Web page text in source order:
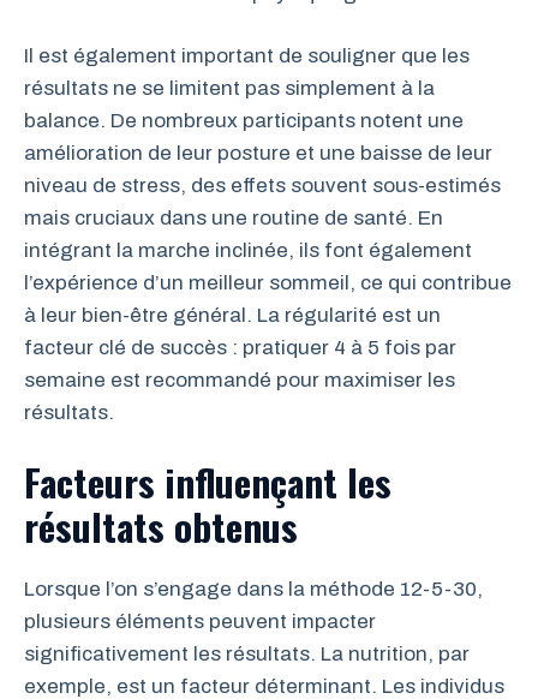
Il est également important de souligner que les
résultats ne se limitent pas simplement à la
balance. De nombreux participants notent une
amélioration de leur posture et une baisse de leur
niveau de stress, des effets souvent sous-estimés
mais cruciaux dans une routine de santé. En
intégrant la marche inclinée, ils font également
l’expérience d’un meilleur sommeil, ce qui contribue
à leur bien-être général. La régularité est un
facteur clé de succès : pratiquer 4 à 5 fois par
semaine est recommandé pour maximiser les
résultats.
Facteurs influençant les
résultats obtenus
Lorsque l’on s’engage dans la méthode 12-5-30,
plusieurs éléments peuvent impacter
significativement les résultats. La nutrition, par
exemple, est un facteur déterminant. Les individus